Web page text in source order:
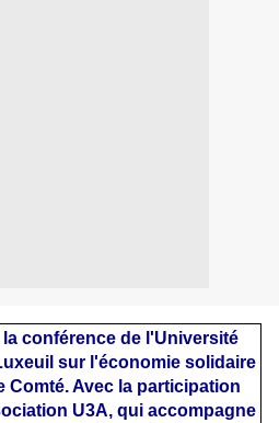
conférence de l'Université
sur l'économie solidaire
Comté. Avec la participation
U3A, qui accompagne